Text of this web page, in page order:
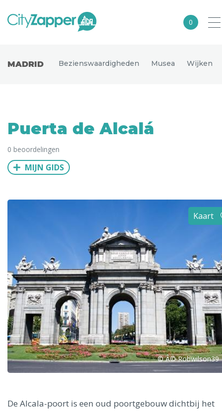
0
Europa
Noord-Amerika
Azië
Phoenix
Dresden
MADRID Bezienswaardigheden Musea Wijken
Puerta de Alcalá
0 beoordelingen
MIJN GIDS
Kaart
© Â© Robwilson39
De Alcala-poort is een oud poortgebouw dichtbij het